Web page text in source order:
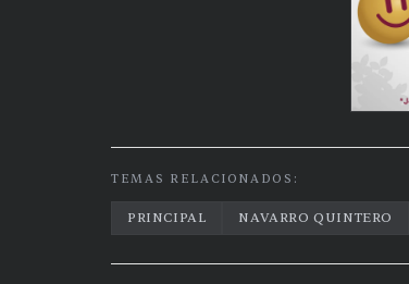
TEMAS RELACIONADOS:
PRINCIPAL NAVARRO QUINTERO